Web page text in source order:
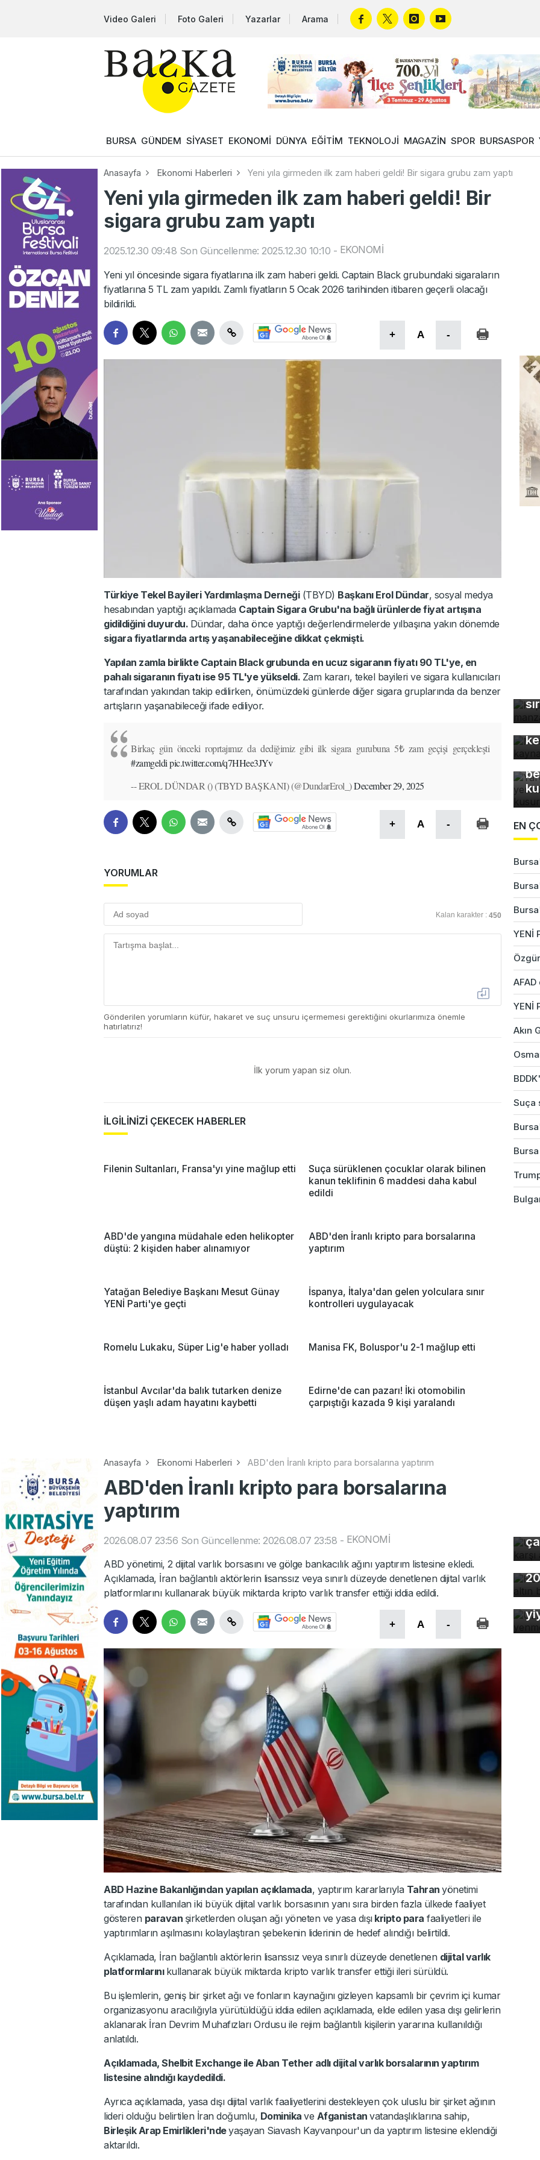
Video Galeri Foto Galeri Yazarlar Arama
BURSA GÜNDEM SİYASET EKONOMİ DÜNYA EĞİTİM TEKNOLOJİ MAGAZİN SPOR BURSASPOR
Anasayfa Ekonomi Haberleri Yeni yıla girmeden ilk zam haberi geldi! Bir sigara grubu zam yaptı
Yeni yıla girmeden ilk zam haberi geldi! Bir
sigara grubu zam yaptı
2025.12.30 09:48 Son Güncellenme: 2025.12.30 10:10 - EKONOMİ
Yeni yıl öncesinde sigara fiyatlarına ilk zam haberi geldi. Captain Black grubundaki sigaraların
fiyatlarına 5 TL zam yapıldı. Zamlı fiyatların 5 Ocak 2026 tarihinden itibaren geçerli olacağı
bildirildi.
+ A -
Türkiye Tekel Bayileri Yardımlaşma Derneği(TBYD) Başkanı Erol Dündar, sosyal medya
hesabından yaptığı açıklamada Captain Sigara Grubu'na bağlı ürünlerde fiyat artışına
gidildiğini duyurdu. Dündar, daha önce yaptığı değerlendirmelerde yılbaşına yakın dönemde
sigara fiyatlarında artış yaşanabileceğine dikkat çekmişti.
Yapılan zamla birlikte Captain Black grubunda en ucuz sigaranın fiyatı 90 TL'ye, en
pahalı sigaranın fiyatı ise 95 TL'ye yükseldi. Zam kararı, tekel bayileri ve sigara kullanıcıları
tarafından yakından takip edilirken, önümüzdeki günlerde diğer sigara gruplarında da benzer
artışların yaşanabileceği ifade ediliyor.
Birkaç gün önceki roprtajımız da dediğimiz gibi ilk sigara gurubuna 5₺ zam geçişi gerçekleşti
#zamgeldipic.twitter.com/q7HHee3JYv
-- EROL DÜNDAR () (TBYD BAŞKANI) (@DundarErol_)December 29, 2025
+ A -
YORUMLAR
Kalan karakter : 450
Gönderilen yorumların küfür, hakaret ve suç unsuru içermemesi gerektiğini okurlarımıza önemle
hatırlatırız!
İlk yorum yapan siz olun.
İLGİLİNİZİ ÇEKECEK HABERLER
Filenin Sultanları, Fransa'yı yine mağlup etti
Suça sürüklenen çocuklar olarak bilinen
kanun teklifinin 6 maddesi daha kabul
edildi
ABD'de yangına müdahale eden helikopter
düştü: 2 kişiden haber alınamıyor
ABD'den İranlı kripto para borsalarına
yaptırım
Yatağan Belediye Başkanı Mesut Günay
YENİ Parti'ye geçti
İspanya, İtalya'dan gelen yolculara sınır
kontrolleri uygulayacak
Romelu Lukaku, Süper Lig'e haber yolladı Manisa FK, Boluspor'u 2-1 mağlup etti
İstanbul Avcılar'da balık tutarken denize
düşen yaşlı adam hayatını kaybetti
Edirne'de can pazarı! İki otomobilin
çarpıştığı kazada 9 kişi yaralandı
EN
YENİ
YENİ
Akın
Suça
Anasayfa Ekonomi Haberleri ABD'den İranlı kripto para borsalarına yaptırım
ABD'den İranlı kripto para borsalarına
yaptırım
2026.08.07 23:56 Son Güncellenme: 2026.08.07 23:58 - EKONOMİ
ABD yönetimi, 2 dijital varlık borsasını ve gölge bankacılık ağını yaptırım listesine ekledi.
Açıklamada, İran bağlantılı aktörlerin lisanssız veya sınırlı düzeyde denetlenen dijital varlık
platformlarını kullanarak büyük miktarda kripto varlık transfer ettiği iddia edildi.
+ A -
ABD Hazine Bakanlığından yapılan açıklamada, yaptırım kararlarıyla Tahran yönetimi
tarafından kullanılan iki büyük dijital varlık borsasının yanı sıra birden fazla ülkede faaliyet
gösteren paravan şirketlerden oluşan ağı yöneten ve yasa dışıkripto para faaliyetleri ile
yaptırımların aşılmasını kolaylaştıran şebekenin liderinin de hedef alındığı belirtildi.
Açıklamada, İran bağlantılı aktörlerin lisanssız veya sınırlı düzeyde denetlenen dijital varlık
platformlarını kullanarak büyük miktarda kripto varlık transfer ettiği ileri sürüldü.
Bu işlemlerin, geniş bir şirket ağı ve fonların kaynağını gizleyen kapsamlı bir çevrim içi kumar
organizasyonu aracılığıyla yürütüldüğü iddia edilen açıklamada, elde edilen yasa dışı gelirlerin
aklanarak İran Devrim Muhafızları Ordusu ile rejim bağlantılı kişilerin yararına kullanıldığı
anlatıldı.
Açıklamada, Shelbit Exchange ile Aban Tether adlı dijital varlık borsalarının yaptırım
listesine alındığı kaydedildi.
Ayrıca açıklamada, yasa dışı dijital varlık faaliyetlerini destekleyen çok uluslu bir şirket ağının
lideri olduğu belirtilen İran doğumlu, Dominika ve Afganistan vatandaşlıklarına sahip,
Birleşik Arap Emirlikleri'ndeyaşayan Siavash Kayvanpour'un da yaptırım listesine eklendiği
aktarıldı.